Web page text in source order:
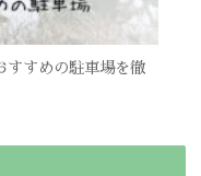
すすめの駐車場を徹